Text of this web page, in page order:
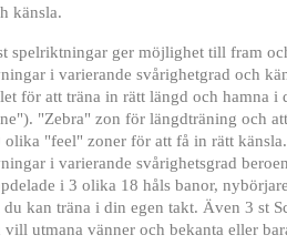
känsla.
spelriktningar ger möjlighet till fram
i varierande svårighetgrad och
för att träna in rätt längd och hamna
"Zebra" zon för längdträning och
olika "feel" zoner för att få in rätt
i varierande svårighetsgrad
i 3 olika 18 håls banor,
du kan träna i din egen takt. Även 3 st
vill utmana vänner och bekanta eller